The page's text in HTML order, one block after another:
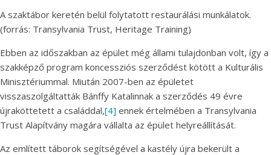
A szaktábor keretén belül folytatott restaurálási munkálatok.
(forrás: Transylvania Trust, Heritage Training)
Ebben az időszakban az épület még állami tulajdonban volt, így a
szakképző program koncessziós szerződést kötött a Kulturális
Minisztériummal. Miután 2007-ben az épületet
visszaszolgáltatták Bánffy Katalinnak a szerződés 49 évre
újraköttetett a családdal,[4] ennek értelmében a Transylvania
Trust Alapítvány magára vállalta az épület helyreállítását.
Az említett táborok segítségével a kastély újra bekerült a